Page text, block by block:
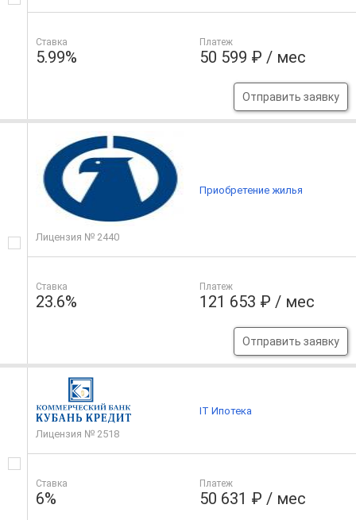
Ставка
5.99%
Платеж
50 599 ₽ / мес
Отправить заявку
Лицензия № 2440
Ставка
23.6%
Платеж
121 653 ₽ / мес
Отправить заявку
Приобретение жилья
Лицензия № 2518
Ставка
6%
Платеж
50 631 ₽ / мес
IT Ипотека